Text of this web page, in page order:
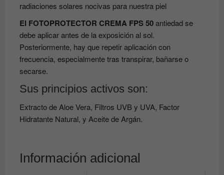
radiaciones solares nocivas para nuestra piel
El FOTOPROTECTOR CREMA FPS 50antiedad se
debe aplicar antes de la exposición al sol.
Posteriormente, hay que repetir aplicación con
frecuencia, especialmente tras transpirar, bañarse o
secarse.
Sus principios activos son:
Extracto de Aloe Vera, Filtros UVB y UVA, Factor
Hidratante Natural, y Aceite de Argán.
Información adicional